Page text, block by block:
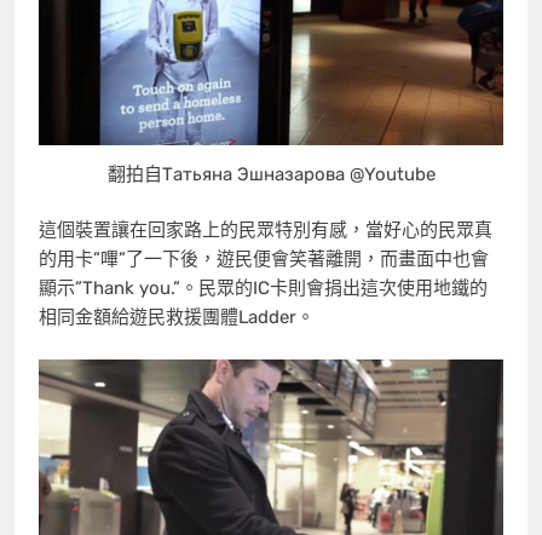
翻拍自Татьяна Эшназарова @Youtube
這個裝置讓在回家路上的民眾特別有感，當好心的民眾真
的用卡”嗶”了一下後，遊民便會笑著離開，而畫面中也會
顯示”Thank you.”。民眾的IC卡則會捐出這次使用地鐵的
相同金額給遊民救援團體Ladder。